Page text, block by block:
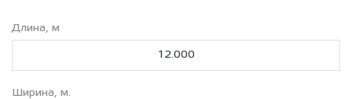
Длина, м
Ширина, м.